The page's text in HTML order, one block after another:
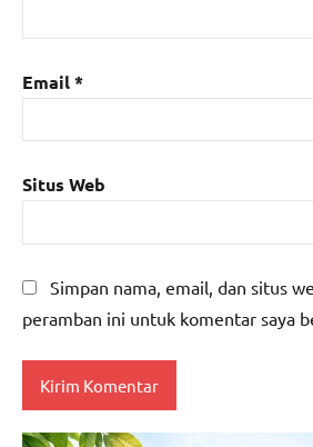
Email*
Situs Web
Simpan nama, email, dan situs
peramban ini untuk komentar saya